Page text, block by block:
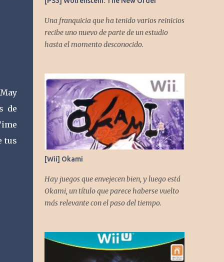
de
tus
Una franquicia que ha tenido varios reinicios
recibe uno nuevo de parte de un estudio
hasta el momento desconocido.
[Wii] Okami
Hay juegos que envejecen bien, y luego está
Okami, un título que parece haberse vuelto
más relevante con el paso del tiempo.